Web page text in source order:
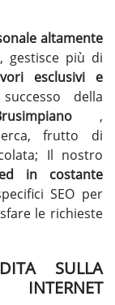
altamente
, gestisce più di
esclusivi e
della
,
frutto di
Il nostro
in costante
SEO per
le richieste
SULLA